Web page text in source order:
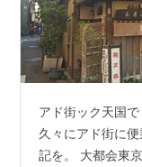
アド街ック天国
久々にアド街に
記を。 大都会東